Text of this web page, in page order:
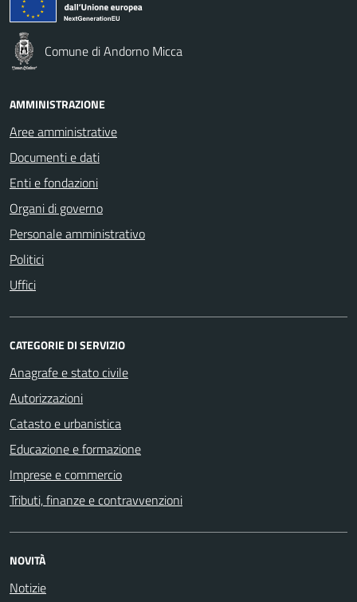
Comune di Andorno Micca
AMMINISTRAZIONE
Aree amministrative
Documenti e dati
Enti e fondazioni
Organi di governo
Personale amministrativo
Politici
Uffici
CATEGORIE DI SERVIZIO
Anagrafe e stato civile
Autorizzazioni
Catasto e urbanistica
Educazione e formazione
Imprese e commercio
Tributi, finanze e contravvenzioni
NOVITÀ
Notizie